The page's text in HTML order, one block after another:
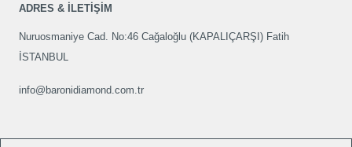
ADRES & İLETİŞİM
Nuruosmaniye Cad. No:46 Cağaloğlu (KAPALIÇARŞI) Fatih
İSTANBUL
info@baronidiamond.com.tr